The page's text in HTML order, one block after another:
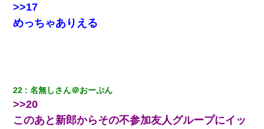
>>17
めっちゃありえる
22 名無しさん＠おーぷん
>>20
このあと新郎からその不参加友人グループにイッ